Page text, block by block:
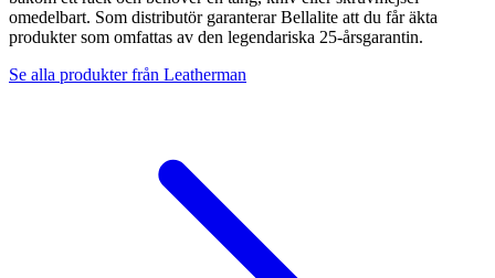
omedelbart. Som distributör garanterar Bellalite att du får äkta
produkter som omfattas av den legendariska 25-årsgarantin.
Se alla produkter från Leatherman